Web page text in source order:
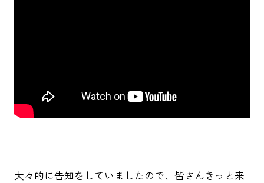
大々的に告知をしていましたので、皆さんきっと来